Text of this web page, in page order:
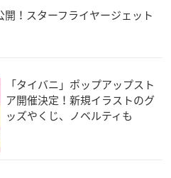
開！スターフライヤージェット
「タイバニ」ポップアップスト
ア開催決定！新規イラストのグ
ッズやくじ、ノベルティも